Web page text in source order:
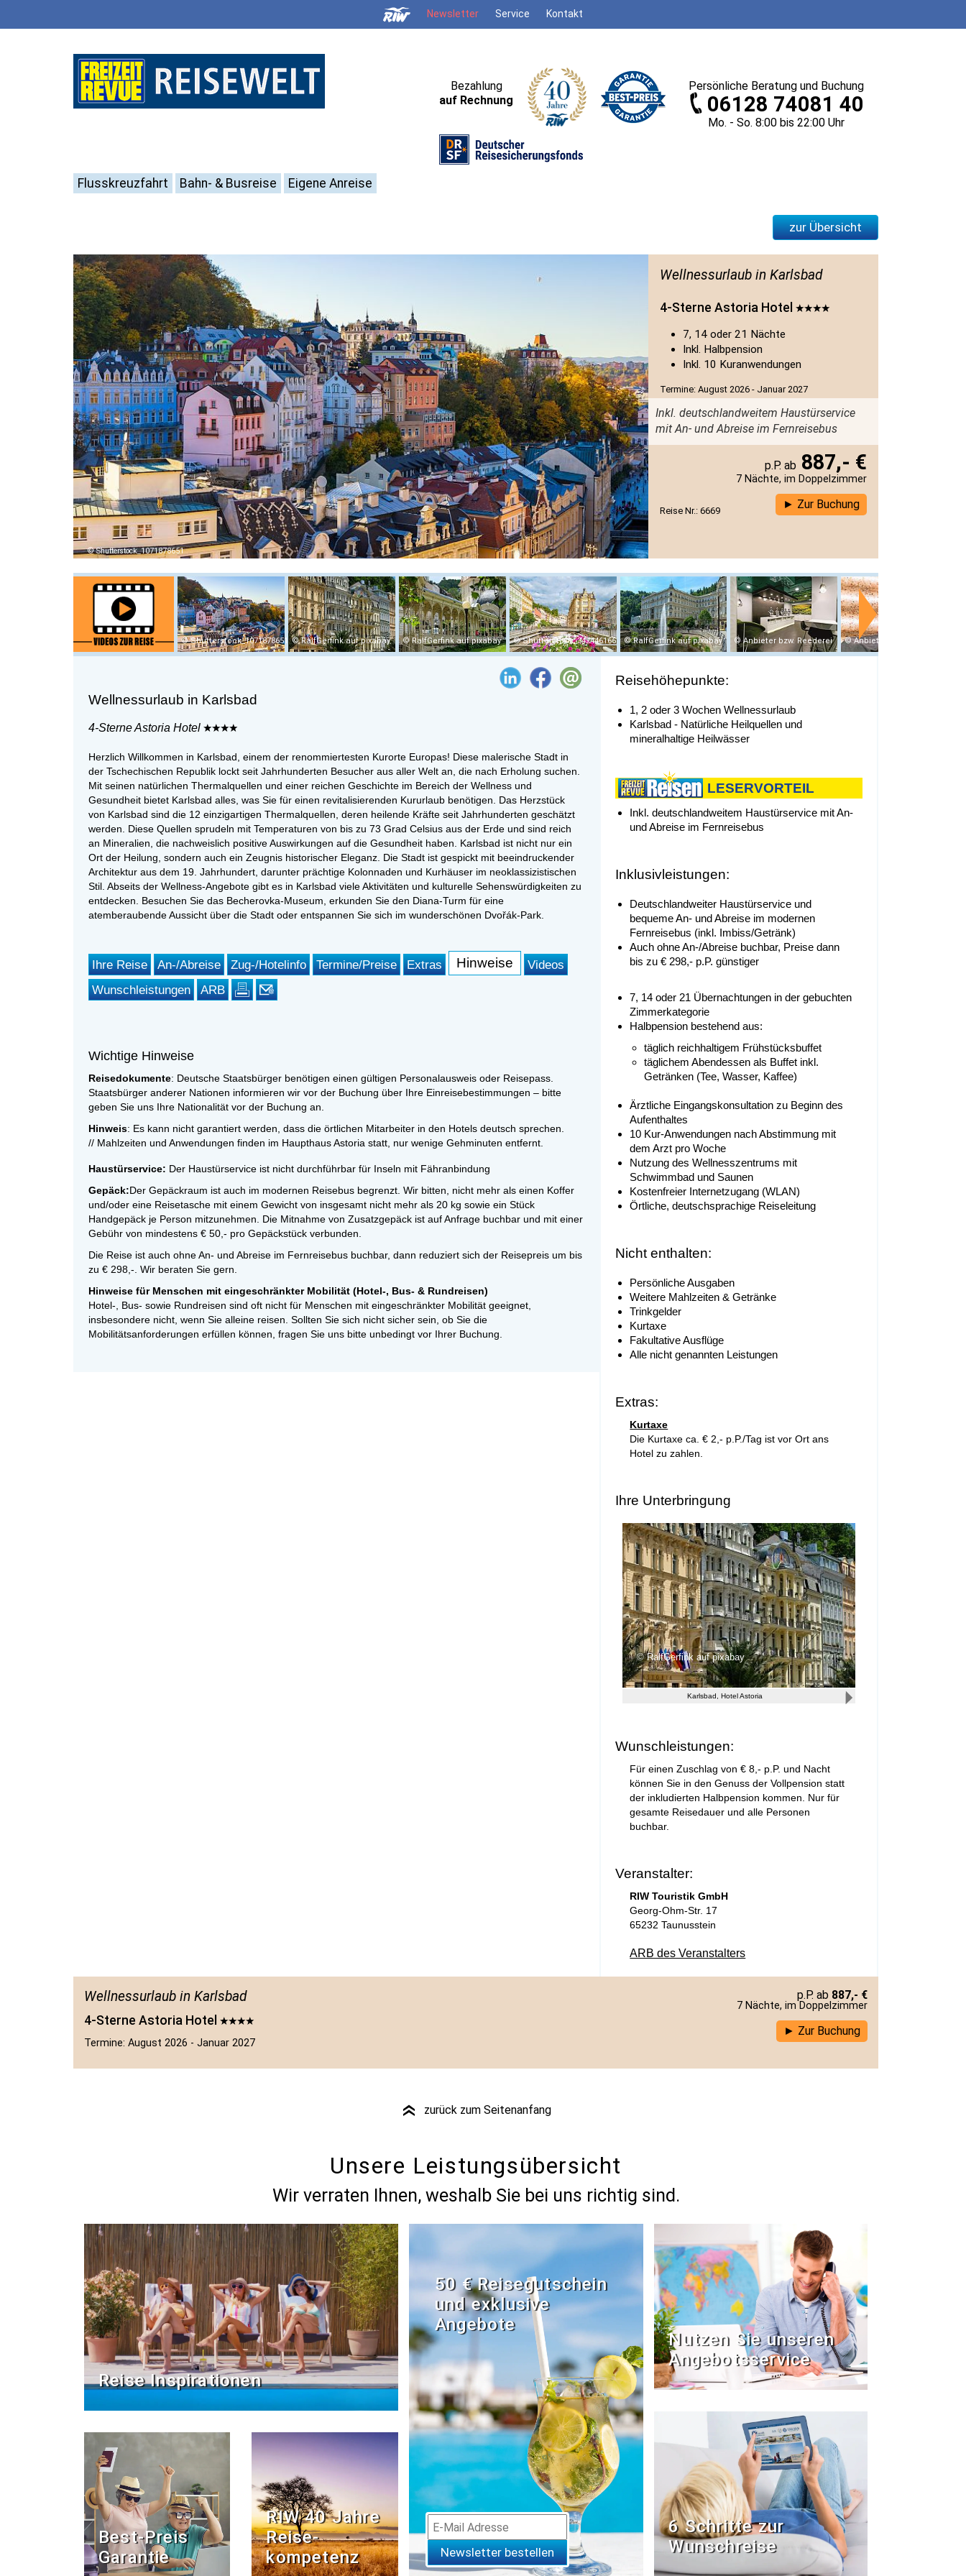
Newsletter Service Kontakt
Persönliche Beratung und Buchung
06128 74081 40
Mo. - So. 8:00 bis 22:00 Uhr
Bezahlung
auf Rechnung
Flusskreuzfahrt Bahn- & Busreise Eigene Anreise
zur Übersicht
Shutterstock_1071878651
Wellnessurlaub in Karlsbad
4-Sterne Astoria Hotel
7, 14 oder 21 Nächte
Inkl. Halbpension
Inkl. 10 Kuranwendungen
Termine: August 2026 - Januar 2027
Inkl. deutschlandweitem Haustürservice
mit An- und Abreise im Fernreisebus
887,- €
7 Nächte, im Doppelzimmer
Reise Nr.: 6669 Zur Buchung
Shutterstock_1071878651 RalfGerfink auf pixabay RalfGerfink auf pixabay Shutterstock_347446166 RalfGerfink auf pixabay Anbieter bzw. Reederei Anbieter bzw. Reederei
Wellnessurlaub in Karlsbad
4-Sterne Astoria Hotel
Herzlich Willkommen in Karlsbad, einem der renommiertesten Kurorte Europas! Diese malerische Stadt in
der Tschechischen Republik lockt seit Jahrhunderten Besucher aus aller Welt an, die nach Erholung suchen.
Mit seinen natürlichen Thermalquellen und einer reichen Geschichte im Bereich der Wellness und
Gesundheit bietet Karlsbad alles, was Sie für einen revitalisierenden Kururlaub benötigen. Das Herzstück
von Karlsbad sind die 12 einzigartigen Thermalquellen, deren heilende Kräfte seit Jahrhunderten geschätzt
werden. Diese Quellen sprudeln mit Temperaturen von bis zu 73 Grad Celsius aus der Erde und sind reich
an Mineralien, die nachweislich positive Auswirkungen auf die Gesundheit haben. Karlsbad ist nicht nur ein
Ort der Heilung, sondern auch ein Zeugnis historischer Eleganz. Die Stadt ist gespickt mit beeindruckender
Architektur aus dem 19. Jahrhundert, darunter prächtige Kolonnaden und Kurhäuser im neoklassizistischen
Stil. Abseits der Wellness-Angebote gibt es in Karlsbad viele Aktivitäten und kulturelle Sehenswürdigkeiten zu
entdecken. Besuchen Sie das Becherovka-Museum, erkunden Sie den Diana-Turm für eine
atemberaubende Aussicht über die Stadt oder entspannen Sie sich im wunderschönen Dvořák-Park.
Ihre Reise An-/Abreise Zug-/Hotelinfo Termine/Preise Extras Hinweise
Videos
Wunschleistungen
ARB
Wichtige Hinweise
Reisedokumente: Deutsche Staatsbürger benötigen einen gültigen Personalausweis oder Reisepass.
Staatsbürger anderer Nationen informieren wir vor der Buchung über Ihre Einreisebestimmungen – bitte
geben Sie uns Ihre Nationalität vor der Buchung an.
Hinweis: Es kann nicht garantiert werden, dass die örtlichen Mitarbeiter in den Hotels deutsch sprechen.
// Mahlzeiten und Anwendungen finden im Haupthaus Astoria statt, nur wenige Gehminuten entfernt.
Haustürservice: Der Haustürservice ist nicht durchführbar für Inseln mit Fähranbindung
Gepäck:Der Gepäckraum ist auch im modernen Reisebus begrenzt. Wir bitten, nicht mehr als einen Koffer
und/oder eine Reisetasche mit einem Gewicht von insgesamt nicht mehr als 20 kg sowie ein Stück
Handgepäck je Person mitzunehmen. Die Mitnahme von Zusatzgepäck ist auf Anfrage buchbar und mit einer
Gebühr von mindestens € 50,- pro Gepäckstück verbunden.
Die Reise ist auch ohne An- und Abreise im Fernreisebus buchbar, dann reduziert sich der Reisepreis um bis
zu € 298,-. Wir beraten Sie gern.
Hinweise für Menschen mit eingeschränkter Mobilität (Hotel-, Bus- & Rundreisen)
Hotel-, Bus- sowie Rundreisen sind oft nicht für Menschen mit eingeschränkter Mobilität geeignet,
insbesondere nicht, wenn Sie alleine reisen. Sollten Sie sich nicht sicher sein, ob Sie die
Mobilitätsanforderungen erfüllen können, fragen Sie uns bitte unbedingt vor Ihrer Buchung.
Reisehöhepunkte:
1, 2 oder 3 Wochen Wellnessurlaub
Karlsbad - Natürliche Heilquellen und
mineralhaltige Heilwässer
LESERVORTEIL
Inkl. deutschlandweitem Haustürservice mit An-
und Abreise im Fernreisebus
Inklusivleistungen:
Deutschlandweiter Haustürservice und
bequeme An- und Abreise im modernen
Fernreisebus (inkl. Imbiss/Getränk)
Auch ohne An-/Abreise buchbar, Preise dann
bis zu € 298,- p.P. günstiger
7, 14 oder 21 Übernachtungen in der gebuchten
Zimmerkategorie
Halbpension bestehend aus:
täglich reichhaltigem Frühstücksbuffet
täglichem Abendessen als Buffet inkl.
Getränken (Tee, Wasser, Kaffee)
Ärztliche Eingangskonsultation zu Beginn des
Aufenthaltes
10 Kur-Anwendungen nach Abstimmung mit
dem Arzt pro Woche
Nutzung des Wellnesszentrums mit
Schwimmbad und Saunen
Kostenfreier Internetzugang (WLAN)
Örtliche, deutschsprachige Reiseleitung
Nicht enthalten:
Persönliche Ausgaben
Weitere Mahlzeiten & Getränke
Trinkgelder
Kurtaxe
Fakultative Ausflüge
Alle nicht genannten Leistungen
Extras:
Kurtaxe
Die Kurtaxe ca. € 2,- p.P./Tag ist vor Ort ans
Hotel zu zahlen.
Ihre Unterbringung
RalfGerfink auf pixabay
Karlsbad, Hotel Astoria
Wunschleistungen:
Für einen Zuschlag von € 8,- p.P. und Nacht
können Sie in den Genuss der Vollpension statt
der inkludierten Halbpension kommen. Nur für
gesamte Reisedauer und alle Personen
buchbar.
Veranstalter:
RIW Touristik GmbH
Georg-Ohm-Str. 17
65232 Taunusstein
ARB des Veranstalters
Wellnessurlaub in Karlsbad
4-Sterne Astoria Hotel
Termine: August 2026 - Januar 2027
887,- €
7 Nächte, im Doppelzimmer
Zur Buchung
» zurück zum Seitenanfang
Unsere Leistungsübersicht
Wir verraten Ihnen, weshalb Sie bei uns richtig sind.
Reise Inspirationen
Best-Preis
Garantie
RIW 40 Jahre
Reise­
kompetenz
50 € Reisegutschein
und exklusive
Angebote
Newsletter bestellen
Nutzen Sie unseren
Angebotsservice
6 Schritte zur
Wunschreise